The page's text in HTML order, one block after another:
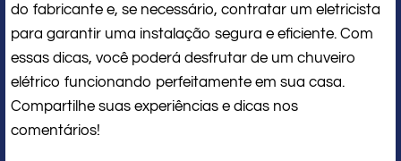
do fabricante e, se necessário, contratar um eletricista
para garantir uma instalação segura e eficiente. Com
essas dicas, você poderá desfrutar de um chuveiro
elétrico funcionando perfeitamente em sua casa.
Compartilhe suas experiências e dicas nos
comentários!